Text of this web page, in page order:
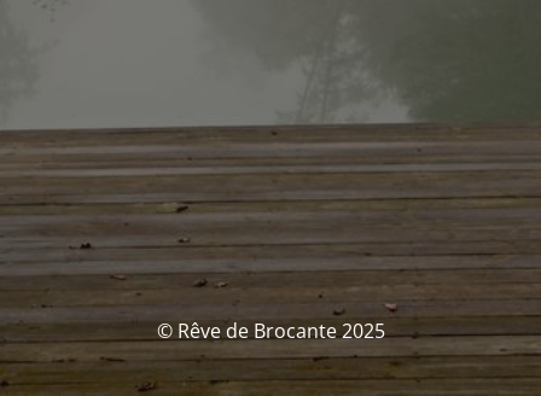
© Rêve de Brocante 2025